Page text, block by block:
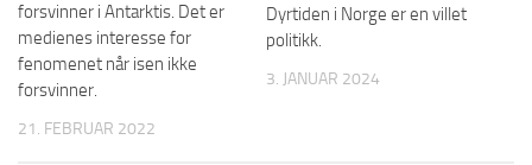
forsvinner i Antarktis. Det er
medienes interesse for
fenomenet når isen ikke
forsvinner.
21. FEBRUAR 2022
Dyrtiden i Norge er en villet
politikk.
3. JANUAR 2024